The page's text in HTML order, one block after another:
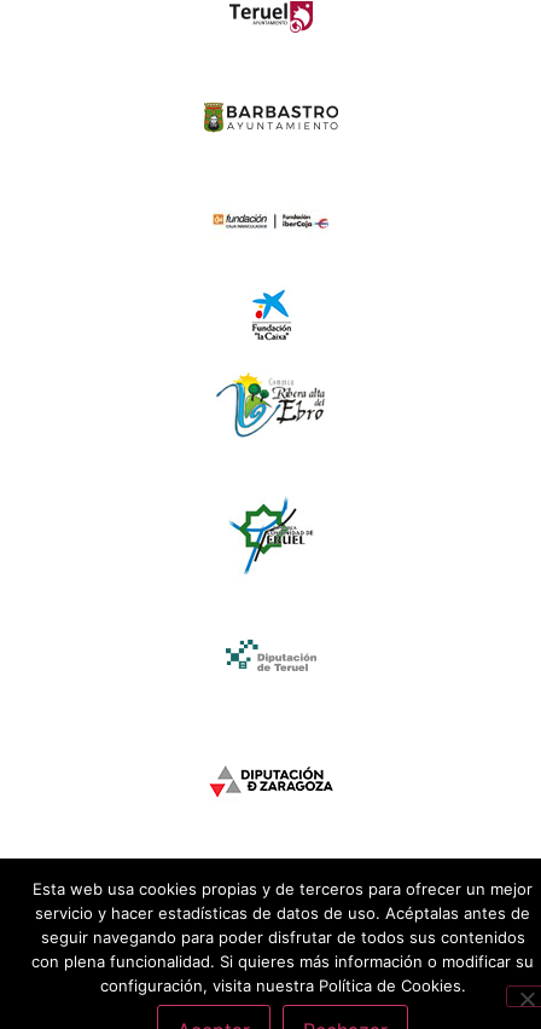
Esta web usa cookies propias y de terceros para ofrecer un mejor
servicio y hacer estadísticas de datos de uso. Acéptalas antes de
seguir navegando para poder disfrutar de todos sus contenidos
con plena funcionalidad. Si quieres más información o modificar su
configuración, visita nuestra Política de Cookies.